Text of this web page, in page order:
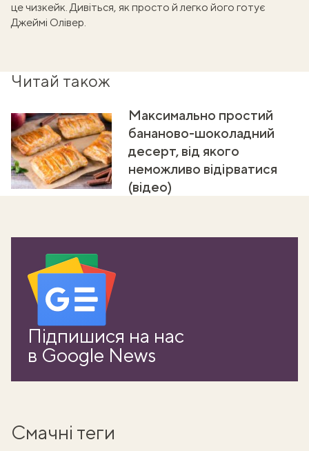
це чизкейк. Дивіться, як просто й легко його готує
Джеймі Олівер.
Читай також
Максимально простий
бананово-шоколадний
десерт, від якого
неможливо відірватися
(відео)
Підпишися на нас
в Google News
Смачні теги